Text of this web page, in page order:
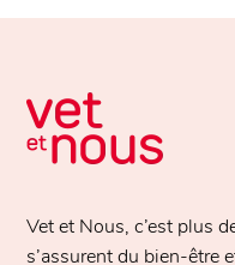
Vet et Nous, c’est plus
s’assurent du bien-être